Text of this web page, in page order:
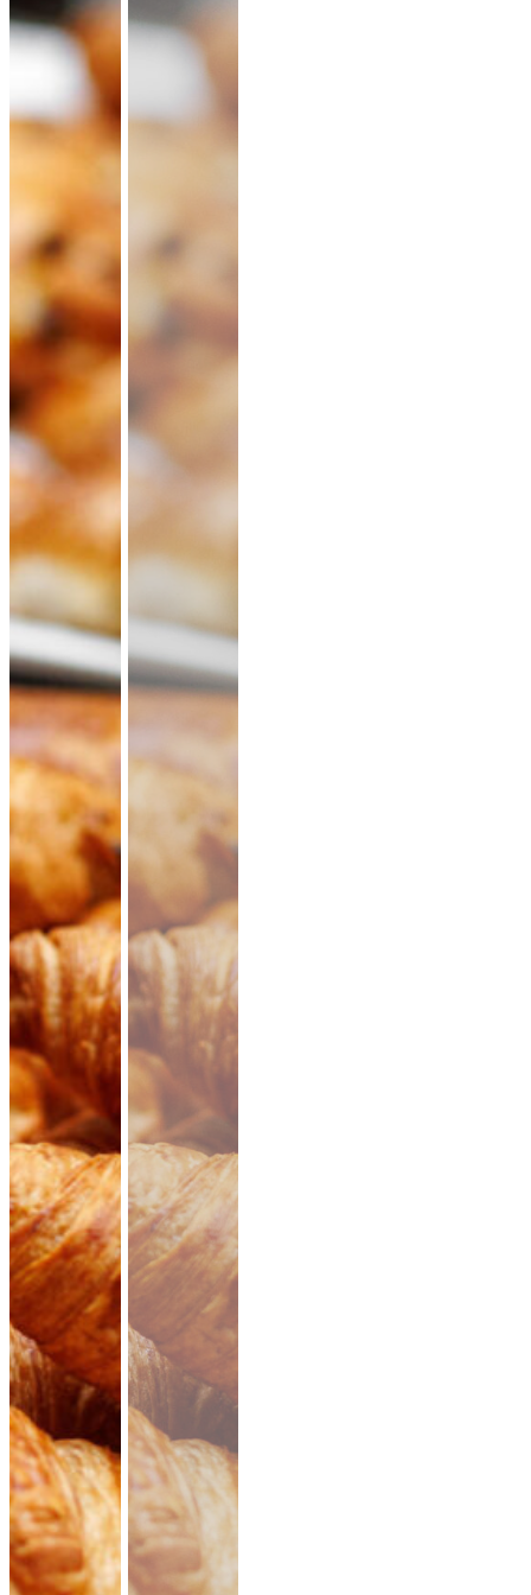
lauwarme Buffetplatten
auch mit heißen Gerichten
VORSCHLAG ANSEHEN
Alles
CATERING PLATTEN
Hier kannst du dir dein Catering selbst zusammenstellen.
Beispiel: bei 20 Personen reichen ungefähr 10-11 XL-Platten.
Denk an eine gute Mischung aus mehreren Platten Brot,
Aufstriche, Salate, Fingerfood.
Mini Pitabrot
weicher Hefeteig · ideal zum füllen, dippen
& teilen.
Mini Falafel Bites
vegan
100 % Kichererbsen, fein gewürzt, mit
cremigem Tahini.
Events & Buffets
19,90 €
Falafel mit Tahini
vegan
knusprige Falafel aus Kichererbsen mit
frischem Koriander & Tahini.
ideal für Mezze & Buffets
ab 25,00 €
(inkl. MwSt.)
35er Falafel-Halloumi Mix
vegan
kräftig, handgemacht, zum teilen.
Fingerfood
39,50 €
Dubai Halloumi Platte (20 Stück)